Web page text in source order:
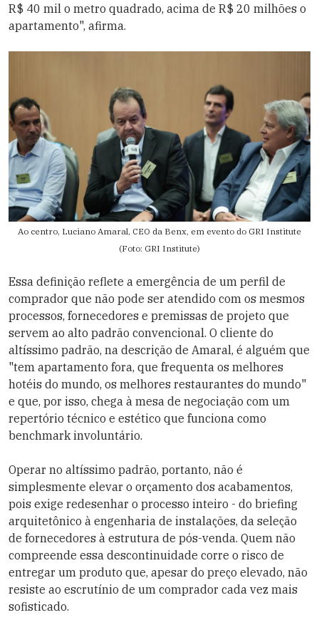
R$ 40 mil o metro quadrado, acima de R$ 20 milhões o
apartamento", afirma.
Ao centro, Luciano Amaral, CEO da Benx, em evento do GRI Institute
(Foto: GRI Institute)
Essa definição reflete a emergência de um perfil de
comprador que não pode ser atendido com os mesmos
processos, fornecedores e premissas de projeto que
servem ao alto padrão convencional. O cliente do
altíssimo padrão, na descrição de Amaral, é alguém que
"tem apartamento fora, que frequenta os melhores
hotéis do mundo, os melhores restaurantes do mundo"
e que, por isso, chega à mesa de negociação com um
repertório técnico e estético que funciona como
benchmark involuntário.
Operar no altíssimo padrão, portanto, não é
simplesmente elevar o orçamento dos acabamentos,
pois exige redesenhar o processo inteiro - do briefing
arquitetônico à engenharia de instalações, da seleção
de fornecedores à estrutura de pós-venda. Quem não
compreende essa descontinuidade corre o risco de
entregar um produto que, apesar do preço elevado, não
resiste ao escrutínio de um comprador cada vez mais
sofisticado.